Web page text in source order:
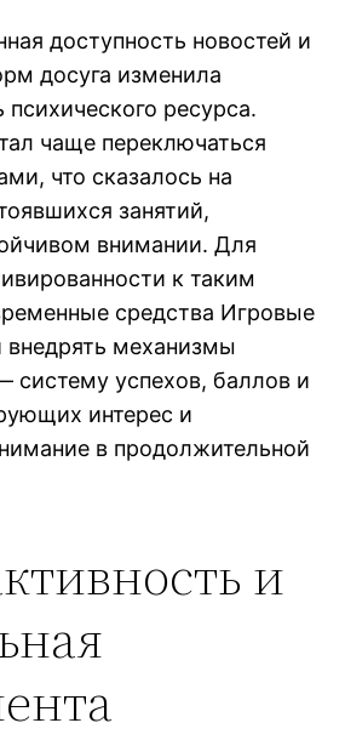
доступность новостей и
досуга изменила
психического ресурса.
чаще переключаться
что сказалось на
занятий,
внимании. Для
к таким
средства Игровые
внедрять механизмы
систему успехов, баллов и
интерес и
в продолжительной
и